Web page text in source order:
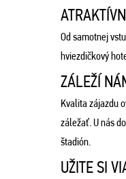
Od samotnej
hviezdičkový
ZÁLEŽÍ
Kvalita zájazdu
záležať. U nás
štadión.
UŽITE SI